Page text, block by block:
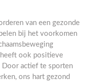
van een gezonde
bij het voorkomen
ook positieve
Door actief te sporten
ons hart gezond